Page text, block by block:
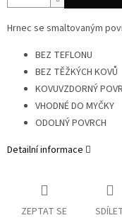
Hrnec se smaltovaným
BEZ TEFLONU
BEZ TĚŽKÝCH KOVŮ
KOVUVZDORNÝ
VHODNÉ DO MYČKY
ODOLNÝ POVRCH
Detailní informace
ZEPTAT SE